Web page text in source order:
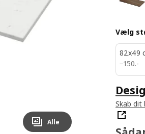
Alle
Vælg
82x49
−150.-
150.-
Skab